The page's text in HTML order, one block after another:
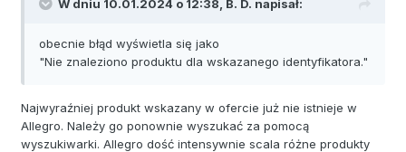
W dniu 10.01.2024 o 12:38, B. D. napisał:
obecnie błąd wyświetla się jako
"Nie znaleziono produktu dla wskazanego identyfikatora."
Najwyraźniej produkt wskazany w ofercie już nie istnieje w
Allegro. Należy go ponownie wyszukać za pomocą
wyszukiwarki. Allegro dość intensywnie scala różne produkty